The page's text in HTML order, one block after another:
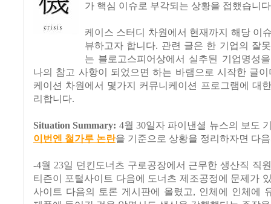
가 핵심 이슈로 부각되는 상황을 접했습니
케이스 스터디 차원에서 현재까지 해당 이
뷰하고자 합니다. 관련 글은 한 기업의 잘
는 블로고스피어상에서 실추된 기업명성
나의 참고 사항이 되었으면 하는 바램으로 시작한 글
케이션 차원에서 몇가지 커뮤니케이션 프로그램에 대
리합니다.
Situation Summary: 4월 30일자 파이낸셜 뉴스의 보도
이번엔 철가루 논란을 기준으로 상황을 정리하자면 다
-4월 23일 던킨도너츠 구로공장에서 근무한 생산직 직
티즌이 포털사이트 다음에 도너츠 제조공정에 문제가
사이트 다음의 토론 게시판에 올렸고, 인체에
인체에